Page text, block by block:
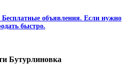
объявления. Если нужно
быстро.
Бутурлиновка